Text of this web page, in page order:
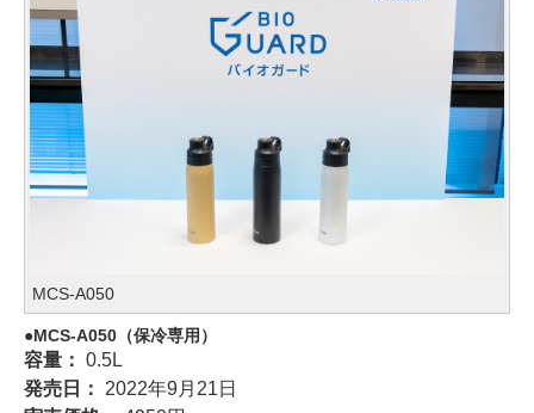
MCS-A050
MCS-A050（保冷専用）
容量： 0.5L
発売日： 2022年9月21日